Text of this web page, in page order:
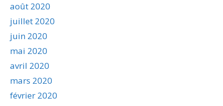
août 2020
juillet 2020
juin 2020
mai 2020
avril 2020
mars 2020
février 2020